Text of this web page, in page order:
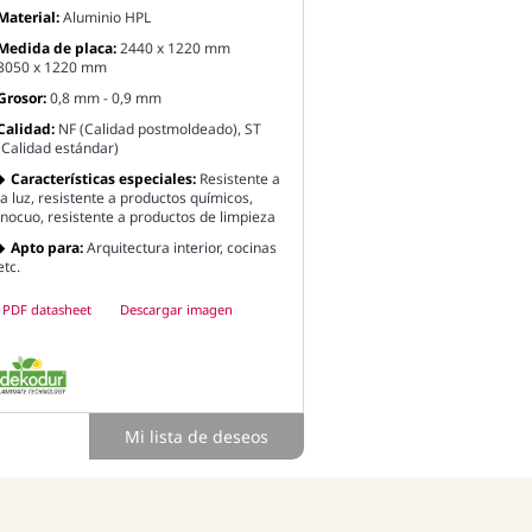
Aluminio HPL
de placa:2440 x 1220 mm
x 1220 mm
0,8 mm - 0,9 mm
NF (Calidad postmoldeado), ST
estándar)
Características especiales: Resistente a
luz, resistente a productos químicos,
resistente a productos de limpieza
Apto para:Arquitectura interior, cocinas
PDF datasheet Descargar imagen
Mi lista de deseos